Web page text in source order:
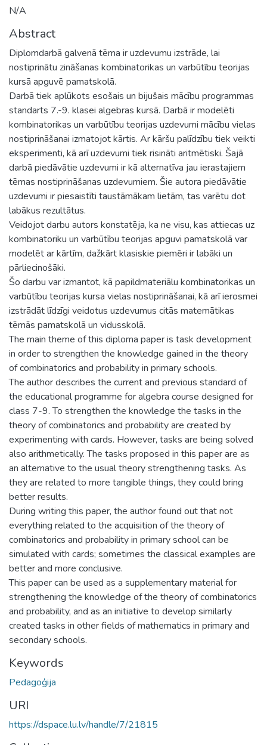
N/A
Abstract
Diplomdarbā galvenā tēma ir uzdevumu izstrāde, lai
nostiprinātu zināšanas kombinatorikas un varbūtību teorijas
kursā apguvē pamatskolā.
Darbā tiek aplūkots esošais un bijušais mācību programmas
standarts 7.-9. klasei algebras kursā. Darbā ir modelēti
kombinatorikas un varbūtību teorijas uzdevumi mācību vielas
nostiprināšanai izmatojot kārtis. Ar kāršu palīdzību tiek veikti
eksperimenti, kā arī uzdevumi tiek risināti aritmētiski. Šajā
darbā piedāvātie uzdevumi ir kā alternatīva jau ierastajiem
tēmas nostiprināšanas uzdevumiem. Šie autora piedāvātie
uzdevumi ir piesaistīti taustāmākam lietām, tas varētu dot
labākus rezultātus.
Veidojot darbu autors konstatēja, ka ne visu, kas attiecas uz
kombinatoriku un varbūtību teorijas apguvi pamatskolā var
modelēt ar kārtīm, dažkārt klasiskie piemēri ir labāki un
pārliecinošāki.
Šo darbu var izmantot, kā papildmateriālu kombinatorikas un
varbūtību teorijas kursa vielas nostiprināšanai, kā arī ierosmei
izstrādāt līdzīgi veidotus uzdevumus citās matemātikas
tēmās pamatskolā un vidusskolā.
The main theme of this diploma paper is task development
in order to strengthen the knowledge gained in the theory
of combinatorics and probability in primary schools.
The author describes the current and previous standard of
the educational programme for algebra course designed for
class 7-9. To strengthen the knowledge the tasks in the
theory of combinatorics and probability are created by
experimenting with cards. However, tasks are being solved
also arithmetically. The tasks proposed in this paper are as
an alternative to the usual theory strengthening tasks. As
they are related to more tangible things, they could bring
better results.
During writing this paper, the author found out that not
everything related to the acquisition of the theory of
combinatorics and probability in primary school can be
simulated with cards; sometimes the classical examples are
better and more conclusive.
This paper can be used as a supplementary material for
strengthening the knowledge of the theory of combinatorics
and probability, and as an initiative to develop similarly
created tasks in other fields of mathematics in primary and
secondary schools.
Keywords
Pedagoģija
URI
https://dspace.lu.lv/handle/7/21815